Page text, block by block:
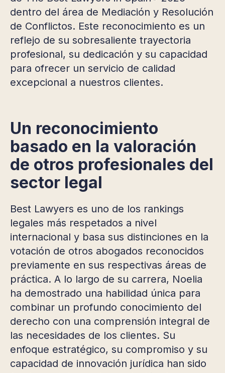
dentro del área de Mediación y Resolución
de Conflictos. Este reconocimiento es un
reflejo de su sobresaliente trayectoria
profesional, su dedicación y su capacidad
para ofrecer un servicio de calidad
excepcional a nuestros clientes.
Un reconocimiento
basado en la valoración
de otros profesionales del
sector legal
Best Lawyers es uno de los rankings
legales más respetados a nivel
internacional y basa sus distinciones en la
votación de otros abogados reconocidos
previamente en sus respectivas áreas de
práctica. A lo largo de su carrera, Noelia
ha demostrado una habilidad única para
combinar un profundo conocimiento del
derecho con una comprensión integral de
las necesidades de los clientes. Su
enfoque estratégico, su compromiso y su
capacidad de innovación jurídica han sido